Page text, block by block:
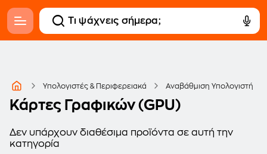
Υπολογιστές & Περιφερειακά Αναβάθμιση Υπολογιστή
Κάρτες Γραφικών (GPU)
Δεν υπάρχουν διαθέσιμα προϊόντα σε αυτή την
κατηγορία